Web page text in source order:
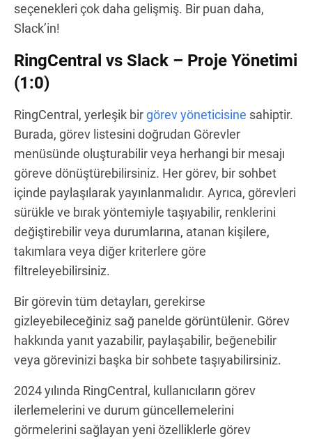
seçenekleri çok daha gelişmiş. Bir puan daha,
Slack’in!
RingCentral vs Slack – Proje Yönetimi
(1:0)
RingCentral, yerleşik birgörev yöneticisine sahiptir.
Burada, görev listesini doğrudan Görevler
menüsünde oluşturabilir veya herhangi bir mesajı
göreve dönüştürebilirsiniz. Her görev, bir sohbet
içinde paylaşılarak yayınlanmalıdır. Ayrıca, görevleri
sürükle ve bırak yöntemiyle taşıyabilir, renklerini
değiştirebilir veya durumlarına, atanan kişilere,
takımlara veya diğer kriterlere göre
filtreleyebilirsiniz.
Bir görevin tüm detayları, gerekirse
gizleyebileceğiniz sağ panelde görüntülenir. Görev
hakkında yanıt yazabilir, paylaşabilir, beğenebilir
veya görevinizi başka bir sohbete taşıyabilirsiniz.
2024 yılında RingCentral, kullanıcıların görev
ilerlemelerini ve durum güncellemelerini
görmelerini sağlayan yeni özelliklerle görev